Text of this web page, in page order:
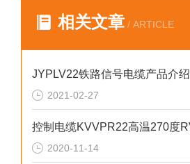
相关文章 / ARTICLE
JYPLV22铁路信号电缆产品介绍
2021-02-27
2020-11-14